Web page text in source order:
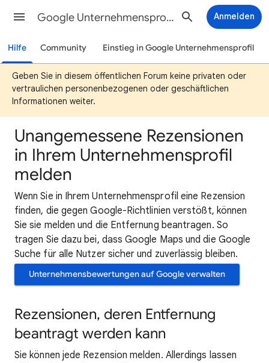
Google Unternehmensprofil-Hilfe Anmelden
Hilfe Community Einstieg in Google Unternehmensprofil
Geben Sie in diesem öffentlichen Forum keine privaten oder
vertraulichen personenbezogenen oder geschäftlichen
Informationen weiter.
Unangemessene Rezensionen
in Ihrem Unternehmensprofil
melden
Wenn Sie in Ihrem Unternehmensprofil eine Rezension
finden, die gegen Google-Richtlinien verstößt, können
Sie sie melden und die Entfernung beantragen. So
tragen Sie dazu bei, dass Google Maps und die Google
Suche für alle Nutzer sicher und zuverlässig bleiben.
Unternehmensbewertungen auf Google verwalten
Rezensionen, deren Entfernung
beantragt werden kann
Sie können jede Rezension melden. Allerdings lassen